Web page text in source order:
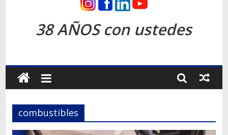
Revista
Transporte
Terrestre
Autos,
camiones,
38 AÑOS con ustedes
combustibles